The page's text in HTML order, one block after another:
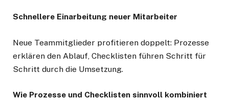
Schnellere Einarbeitung neuer Mitarbeiter
Neue Teammitglieder profitieren doppelt: Prozesse
erklären den Ablauf, Checklisten führen Schritt für
Schritt durch die Umsetzung.
Wie Prozesse und Checklisten sinnvoll kombiniert